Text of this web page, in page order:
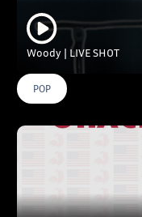
Woody | LIVE SHOT
POP